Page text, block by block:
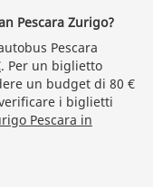
Pescara Zurigo?
Pescara
. Per un biglietto
un budget di 80 €
i biglietti
Pescara in